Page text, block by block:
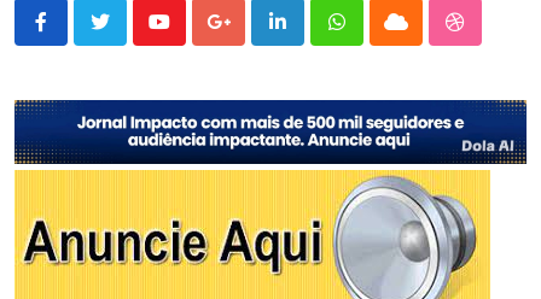
YoutubeGoogle+LinkedInWhatsappCloud